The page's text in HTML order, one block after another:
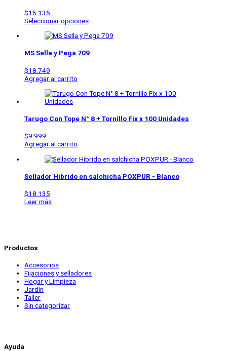
$15.135
Seleccionar opcionesEste
tiene
variantes.
elegir
página
MS Sella y Pega 709
$18.749
Agregar al carrito
Tarugo Con Tope N° 8 + Tornillo Fix x 100 Unidades
$9.999
Agregar al carrito
Sellador Hibrido en salchicha POXPUR - Blanco
$18.135
Leer más
Productos
Accesorios
Fijaciones y selladores
Hogar y Limpieza
Jardin
Taller
Sin categorizar
Ayuda